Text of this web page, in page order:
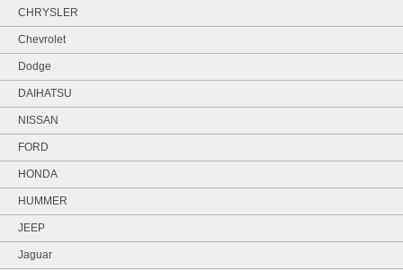
CHRYSLER
Chevrolet
Dodge
DAIHATSU
NISSAN
FORD
HONDA
HUMMER
JEEP
Jaguar